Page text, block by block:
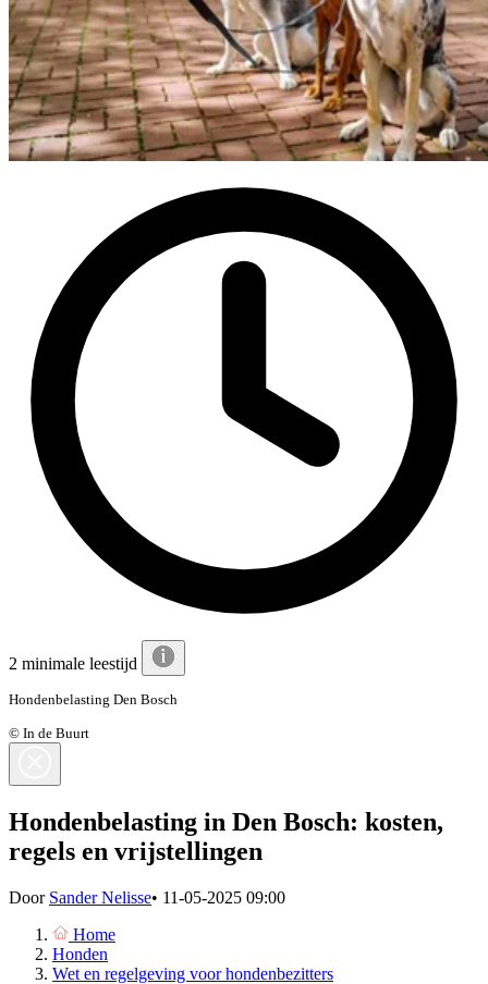
2 minimale leestijd
Hondenbelasting Den Bosch
© In de Buurt
Hondenbelasting in Den Bosch: kosten,
regels en vrijstellingen
Door Sander Nelisse• 11-05-2025 09:00
Home
Honden
Wet en regelgeving voor hondenbezitters